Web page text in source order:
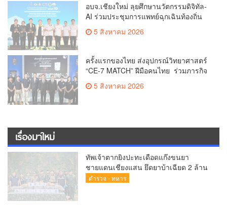
อบจ.เชียงใหม่ ลุยศึกษานวัตกรรมดิจิทัล-
AI ร่วมประชุมการแพทย์ฉุกเฉินท้องถิ่น
เอราวัณสู่มาตรฐานสากล
5 สิงหาคม 2026
ครั้งแรกของไทย ส่งอุปกรณ์วิทยาศาสตร์
“CE-7 MATCH” ฝีมือคนไทย ร่วมภารกิจ
สำรวจดวงจันทร์ 24 สิงหาคมนี้
5 สิงหาคม 2026
เรื่องมาใหม่
ทัพเจ้าตากยิงปะทะเดือดแก๊งขนยา
ชายแดนเชียงแสน ยึดยาบ้าเฉียด 2 ล้าน
เม็ด ซุกกระสอบฟางหนีมืด
ตำรวจ - ทหาร